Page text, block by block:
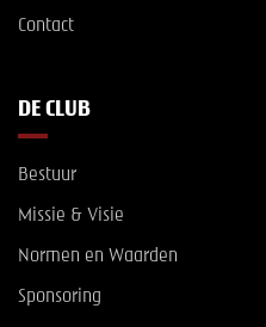
Contact
DE CLUB
Bestuur
Missie & Visie
Normen en Waarden
Sponsoring